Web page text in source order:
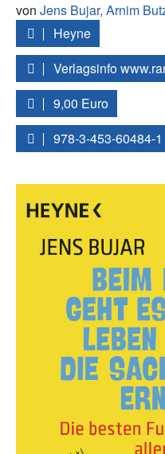
von Jens Bujar, Arnim
Heyne
Verlagsinfo
9,00 Euro
978-3-453-60484-1